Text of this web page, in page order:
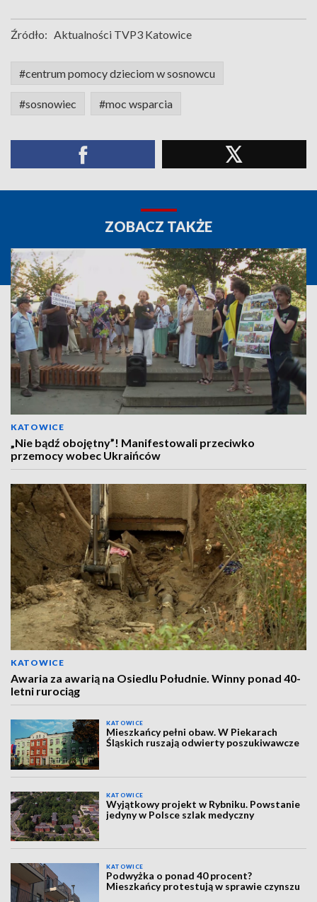
Źródło: Aktualności TVP3 Katowice
#centrum pomocy dzieciom w sosnowcu
#sosnowiec #moc wsparcia
ZOBACZ TAKŻE
KATOWICE
„Nie bądź obojętny”! Manifestowali przeciwko
przemocy wobec Ukraińców
KATOWICE
Awaria za awarią na Osiedlu Południe. Winny ponad 40-
letni rurociąg
KATOWICE
Mieszkańcy pełni obaw. W Piekarach
Śląskich ruszają odwierty poszukiwawcze
KATOWICE
Wyjątkowy projekt w Rybniku. Powstanie
jedyny w Polsce szlak medyczny
KATOWICE
Podwyżka o ponad 40 procent?
Mieszkańcy protestują w sprawie czynszu